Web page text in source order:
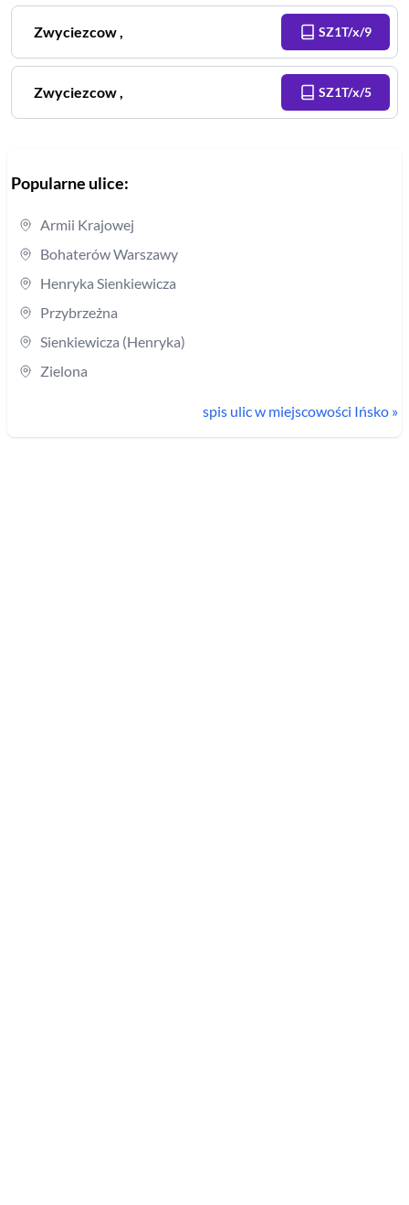
Zwyciezcow, SZ1T/x/9
Zwyciezcow, SZ1T/x/5
Popularne ulice:
Armii Krajowej
Bohaterów Warszawy
Henryka Sienkiewicza
Przybrzeżna
Sienkiewicza (Henryka)
Zielona
spis ulic w miejscowości Ińsko »